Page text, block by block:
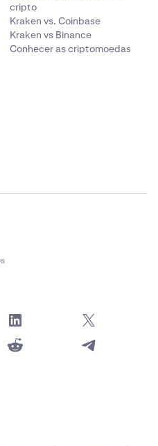
cripto
Kraken vs. Coinbase
Kraken vs Binance
Conhecer as criptomoedas